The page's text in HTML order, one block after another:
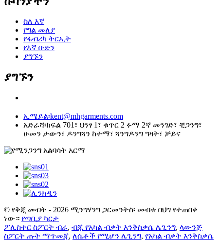
ስለ እኛ
የግል መለያ
የፋብሪካ ትርኢት
የእኛ ቡድን
ያግኙን
ያግኙን
ኢሜይል፡kent@mhgarments.com
አድራሻ፡ክፍል 701፣ ህንፃ 1፣ ቁጥር 2 ፉማ 2ኛ መንገድ፣ ቺጋንግ፣
ሁመን ታውን፣ ዶንግጓን ከተማ፣ ጓንግዶንግ ግዛት፣ ቻይና
© የቅጂ መብት - 2026 ሚንግሃንግ ጋርመንትስ፡ መብቱ በህግ የተጠበቀ
ነው። የጣቢያ ካርታ
ፖሊስተር ስፖርት ብራ, ብጁ የአካል ብቃት እንቅስቃሴ ሌጊንግ, ላውንጅ
ስፖርት ጡት ማጥመጃ, ለሴቶች የሚሆን ሌጊንግ, የአካል ብቃት እንቅስቃሴ